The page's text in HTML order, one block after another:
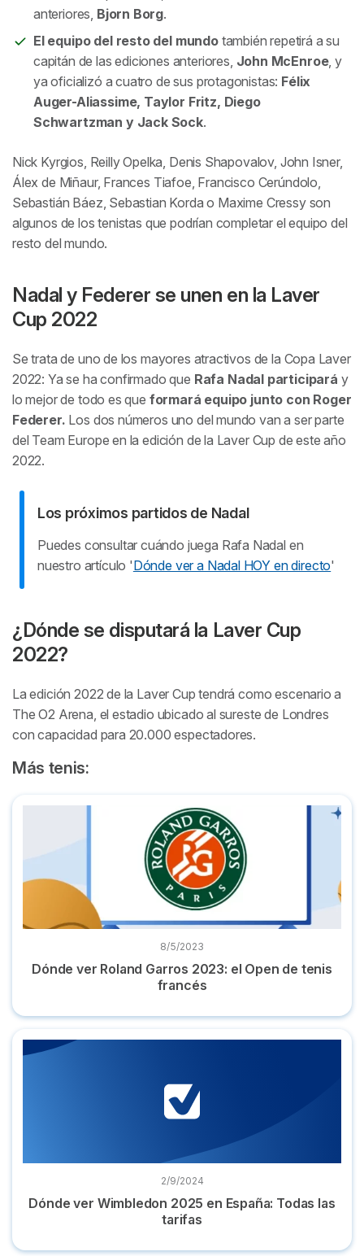
anteriores, Bjorn Borg.
El equipo del resto del mundotambién repetirá a su
capitán de las ediciones anteriores, John McEnroe, y
ya oficializó a cuatro de sus protagonistas: Félix
Auger-Aliassime, Taylor Fritz, Diego
Schwartzman y Jack Sock.
Nick Kyrgios, Reilly Opelka, Denis Shapovalov, John Isner,
Álex de Miñaur, Frances Tiafoe, Francisco Cerúndolo,
Sebastián Báez, Sebastian Korda o Maxime Cressy son
algunos de los tenistas que podrían completar el equipo del
resto del mundo.
Nadal y Federer se unen en la Laver
Cup 2022
Se trata de uno de los mayores atractivos de la Copa Laver
2022: Ya se ha confirmado que Rafa Nadal participará y
lo mejor de todo es que formará equipo junto con Roger
Federer. Los dos números uno del mundo van a ser parte
del Team Europe en la edición de la Laver Cup de este año
2022.
Los próximos partidos de Nadal
Puedes consultar cuándo juega Rafa Nadal en
nuestro artículo 'Dónde ver a Nadal HOY en directo'
¿Dónde se disputará la Laver Cup
2022?
La edición 2022 de la Laver Cup tendrá como escenario a
The O2 Arena, el estadio ubicado al sureste de Londres
con capacidad para 20.000 espectadores.
Más tenis:
Dónde ver Roland Garros 2023: el Open de tenis francés
8/5/2023
Dónde ver Roland Garros 2023: el Open de tenis
francés
Dónde ver Wimbledon 2025 en España: Todas las tarifas
2/9/2024
Dónde ver Wimbledon 2025 en España: Todas las
tarifas